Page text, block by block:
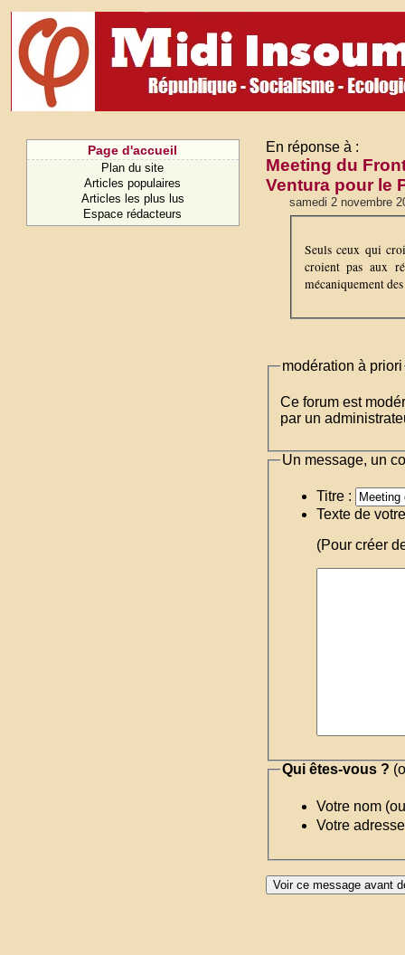
Page d'accueil
Plan du site
Articles populaires
Articles les plus lus
Espace rédacteurs
En réponse à :
Meeting du
Ventura pour le
samedi 2 novembre
Seuls ceux qui
croient pas aux
mécaniquement
modération à priori
Ce forum est
par un
Un message, un
Titre :
Texte de
(Pour créer
Qui êtes-vous ?
Votre nom
Votre